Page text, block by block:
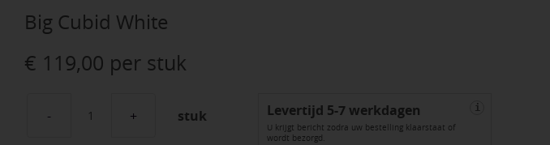
Big Cubid White
€ 119,00 per stuk
Big
stuk Levertijd 5-7 werkdagen
U krijgt bericht zodra uw bestelling klaarstaat of
wordt bezorgd.
i